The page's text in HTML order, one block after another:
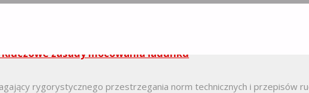
zasady mocowania ładunku
rygorystycznego przestrzegania norm technicznych i przepisów